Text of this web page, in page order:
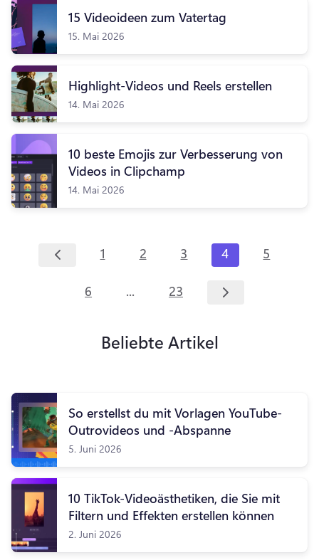
15 Videoideen zum Vatertag
15. Mai 2026
Highlight-Videos und Reels erstellen
14. Mai 2026
10 beste Emojis zur Verbesserung von
Videos in Clipchamp
14. Mai 2026
1 2 3 4 5
6 ... 23
Beliebte Artikel
So erstellst du mit Vorlagen YouTube-
Outrovideos und -Abspanne
5. Juni 2026
10 TikTok-Videoästhetiken, die Sie mit
Filtern und Effekten erstellen können
2. Juni 2026